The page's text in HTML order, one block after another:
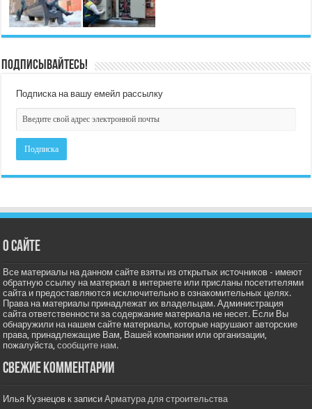
Подписывайтесь!
Подписка на вашу емейл рассылку
О сайте
Все материалы на данном сайте взяты из открытых источников - имеют
обратную ссылку на материал в интернете или присланы посетителями
сайта и предоставляются исключительно в ознакомительных целях.
Права на материалы принадлежат их владельцам. Администрация
сайта ответственности за содержание материала не несет. Если Вы
обнаружили на нашем сайте материалы, которые нарушают авторские
права, принадлежащие Вам, Вашей компании или организации,
пожалуйста,сообщите нам.
Свежие комментарии
Илья Кузнецов к записиАрматура для строительства